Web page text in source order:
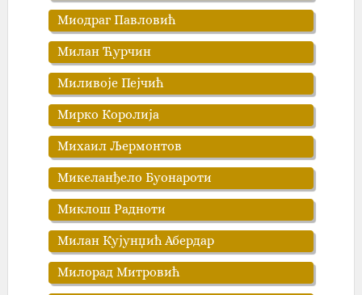
Миодраг Павловић
Милан Ћурчин
Миливоје Пејчић
Мирко Королија
Михаил Љермонтов
Микеланђело Буонароти
Миклош Радноти
Милан Кујунџић Абердар
Милорад Митровић